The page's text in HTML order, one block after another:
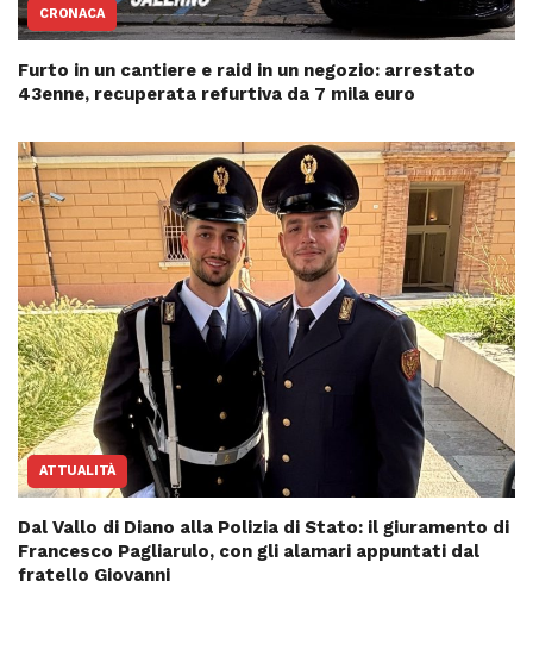
CRONACA
Furto in un cantiere e raid in un negozio: arrestato
43enne, recuperata refurtiva da 7 mila euro
ATTUALITÀ
Dal Vallo di Diano alla Polizia di Stato: il giuramento di
Francesco Pagliarulo, con gli alamari appuntati dal
fratello Giovanni